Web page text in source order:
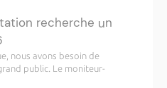
recherche un
nous avons besoin de
public. Le moniteur-